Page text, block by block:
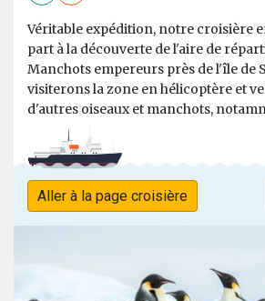
Véritable expédition, notre croisière
part à la découverte de l'aire de
Manchots empereurs près de l'île de
visiterons la zone en hélicoptère et
d'autres oiseaux et manchots,
Aller à la page croisière